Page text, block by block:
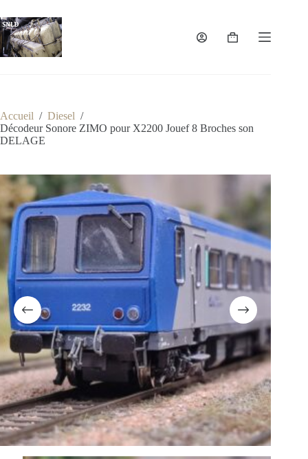
au
contenu
Panier
Accueil / Diesel /
Décodeur Sonore ZIMO pour X2200 Jouef 8 Broches son
DELAGE